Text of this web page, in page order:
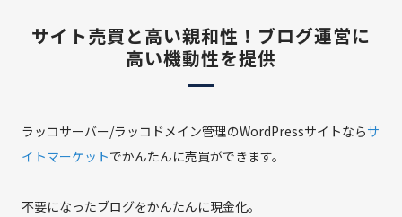
サイト売買と高い親和性！ ブログ運営に
高い機動性を提供
ラッコサーバー/ラッコドメイン管理のWordPressサイトならサ
イトマーケットでかんたんに売買ができます。
不要になったブログをかんたんに現金化。